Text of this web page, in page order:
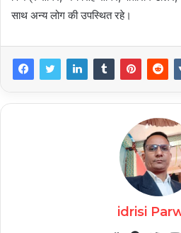
साथ अन्य लोग की उपस्थित रहे।
idrisi